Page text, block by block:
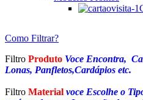
Como Filtrar?
Filtro Produto Voce Encontra,
Lonas, Panfletos,Cardápios etc.
Filtro Material voce Escolhe o